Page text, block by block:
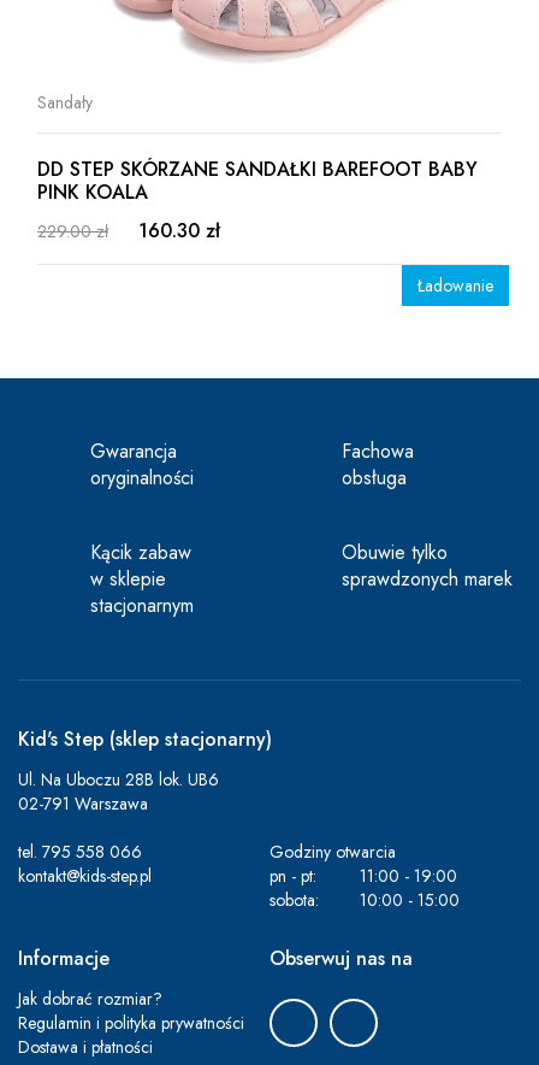
Sandały
DD STEP SKÓRZANE SANDAŁKI BAREFOOT BABY
PINK KOALA
229.00 zł 160.30 zł
Ładowanie
Gwarancja
oryginalności
Fachowa
obsługa
Kącik zabaw
w sklepie
stacjonarnym
Obuwie tylko
sprawdzonych marek
Kid's Step (sklep stacjonarny)
Ul. Na Uboczu 28B lok. UB6
02-791 Warszawa
tel. 795 558 066
kontakt@kids-step.pl
Godziny otwarcia
pn - pt:
11:00 - 19:00
sobota:
10:00 - 15:00
Informacje
Jak dobrać rozmiar?
Regulamin i polityka prywatności
Dostawa i płatności
Obserwuj nas na